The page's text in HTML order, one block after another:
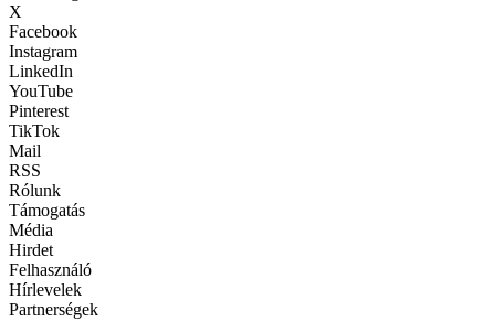
X
Facebook
Instagram
LinkedIn
YouTube
Pinterest
TikTok
Mail
RSS
Rólunk
Támogatás
Média
Hirdet
Felhasználó
Hírlevelek
Partnerségek